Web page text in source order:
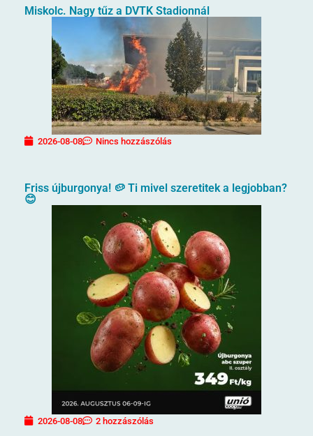
Miskolc. Nagy tűz a DVTK Stadionnál
2026-08-08 Nincs hozzászólás
Friss újburgonya! 🥔 Ti mivel szeretitek a legjobban?
😊
2026-08-08 2 hozzászólás